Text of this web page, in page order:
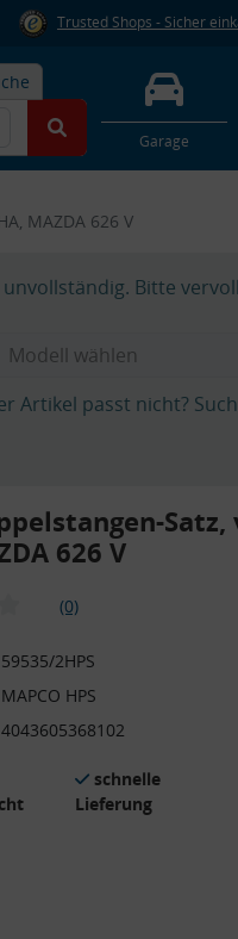
Trusted Shops - Sicher
Garage
MAZDA 626 V
Bitte
Artikel passt nicht?
626 V
(0)
59535/2HPS
MAPCO HPS
4043605368102
schnelle
Lieferung